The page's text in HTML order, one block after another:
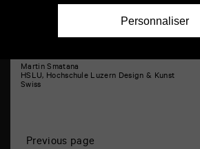
Martin Smatana
HSLU, Hochschule Luzern Design & Kunst
Swiss
P
Previous page
Personnaliser